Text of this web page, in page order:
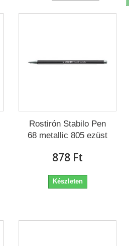
Rostirón Stabilo Pen
68 metallic 805 ezüst
878 Ft‎
Készleten